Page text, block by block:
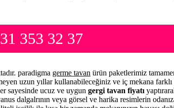
353 32 37
paradigma germe tavan ürün paketlerimiz
uzun yıllar kullanabileceğiniz ve iç mekana
sayesinde ucuz ve uygun gergi tavan fiyatı
dalgalrının veya görsel ve harika resimlerin